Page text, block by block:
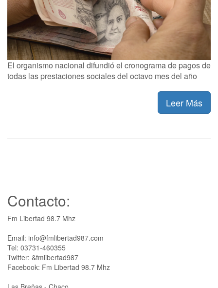
El organismo nacional difundió el cronograma de pagos de
todas las prestaciones sociales del octavo mes del año
Leer Más
Contacto:
Fm Libertad 98.7 Mhz
Email: info@fmlibertad987.com
Tel: 03731-460355
Twitter: &fmlibertad987
Facebook: Fm Libertad 98.7 Mhz